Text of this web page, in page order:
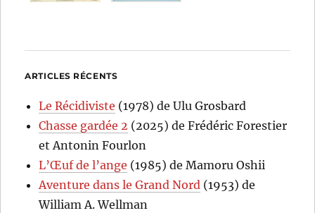
ARTICLES RÉCENTS
Le Récidiviste (1978) de Ulu Grosbard
Chasse gardée 2 (2025) de Frédéric Forestier
et Antonin Fourlon
L’Œuf de l’ange (1985) de Mamoru Oshii
Aventure dans le Grand Nord (1953) de
William A. Wellman